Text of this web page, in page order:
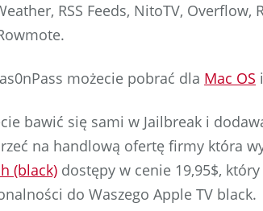
RSS Feeds, NitoTV, Overflow,
możecie pobrać dla Mac OS i
bawić się sami w Jailbreak i
na handlową ofertę firmy która
(black) dostępy w cenie 19,95$,
do Waszego Apple TV black.